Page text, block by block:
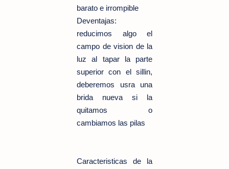
barato e irrompible
Deventajas:
reducimos algo el
campo de vision de la
luz al tapar la parte
superior con el sillin,
deberemos usra una
brida nueva si la
quitamos o
cambiamos las pilas
Caracteristicas de la